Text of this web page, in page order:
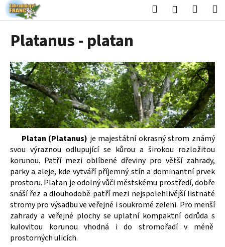
Přejít
na
obsah
HledatPřihlášení
Platanus - platan
Platan (Platanus) je majestátní okrasný strom známý
svou výraznou odlupující se kůrou a širokou rozložitou
korunou. Patří mezi oblíbené dřeviny pro větší zahrady,
parky a aleje, kde vytváří příjemný stín a dominantní prvek
prostoru. Platan je odolný vůči městskému prostředí, dobře
snáší řez a dlouhodobě patří mezi nejspolehlivější listnaté
stromy pro výsadbu ve veřejné i soukromé zeleni. Pro menší
zahrady a veřejné plochy se uplatní kompaktní odrůda s
kulovitou korunou vhodná i do stromořadí v méně
prostorných ulicích.
K
o
o
p
o
t
ř
e
b
u
j
e
t
e
n
a